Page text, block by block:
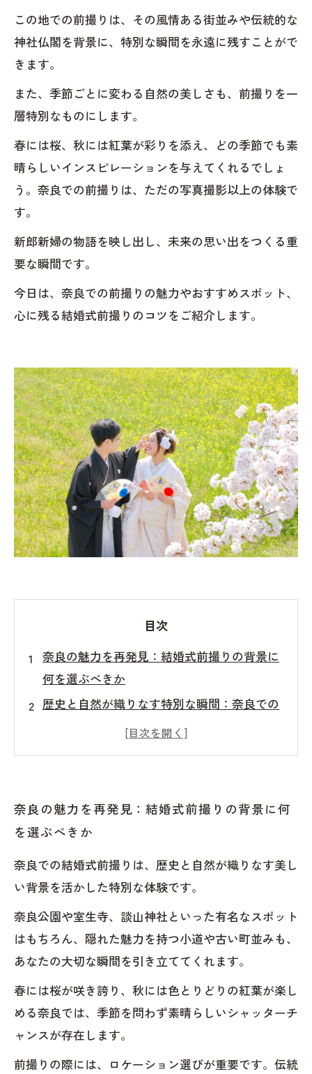
この地での前撮りは、その風情ある街並みや伝統的な
神社仏閣を背景に、特別な瞬間を永遠に残すことがで
きます。
また、季節ごとに変わる自然の美しさも、前撮りを一
層特別なものにします。
春には桜、秋には紅葉が彩りを添え、どの季節でも素
晴らしいインスピレーションを与えてくれるでしょ
う。奈良での前撮りは、ただの写真撮影以上の体験で
す。
新郎新婦の物語を映し出し、未来の思い出をつくる重
要な瞬間です。
今日は、奈良での前撮りの魅力やおすすめスポット、
心に残る結婚式前撮りのコツをご紹介します。
目次
奈良の魅力を再発見：結婚式前撮りの背景に
何を選ぶべきか
歴史と自然が織りなす特別な瞬間：奈良での
四季折々の風景が彩る奈良での前撮りの魅力
前撮り成功の秘訣：奈良での撮影に向けた準
奈良での特別な前撮り体験がもたらす未来の
思い出
あなたの物語を映し出す：奈良で忘れられな
い前撮りを
奈良の魅力を再発見：結婚式前撮りの背景に何
を選ぶべきか
奈良での結婚式前撮りは、歴史と自然が織りなす美し
い背景を活かした特別な体験です。
奈良公園や室生寺、談山神社といった有名なスポット
はもちろん、隠れた魅力を持つ小道や古い町並みも、
あなたの大切な瞬間を引き立ててくれます。
春には桜が咲き誇り、秋には色とりどりの紅葉が楽し
める奈良では、季節を問わず素晴らしいシャッターチ
ャンスが存在します。
前撮りの際には、ロケーション選びが重要です。伝統